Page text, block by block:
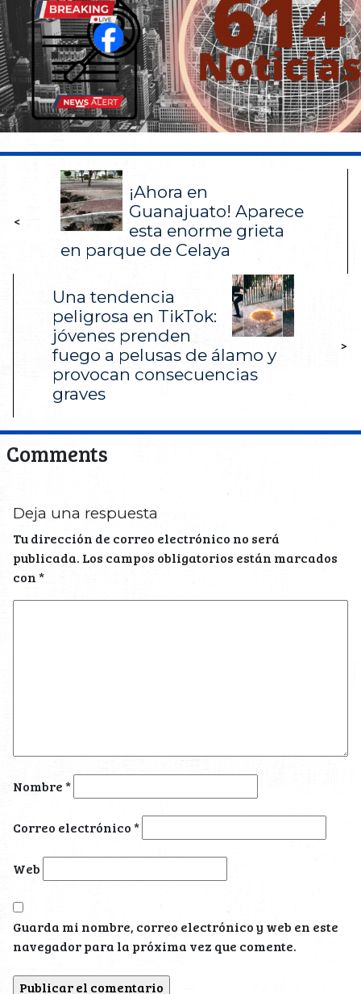
<
¡Ahora en
Guanajuato! Aparece
esta enorme grieta
en parque de Celaya
Una tendencia
peligrosa en TikTok:
jóvenes prenden
fuego a pelusas de álamo y
provocan consecuencias
graves
>
Comments
Deja una respuesta
Tu dirección de correo electrónico no será
publicada. Los campos obligatorios están marcados
con*
Nombre*
Correo electrónico*
Web
Guarda mi nombre, correo electrónico y web en este
navegador para la próxima vez que comente.